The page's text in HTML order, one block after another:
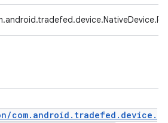
com.android.tradefed.device.